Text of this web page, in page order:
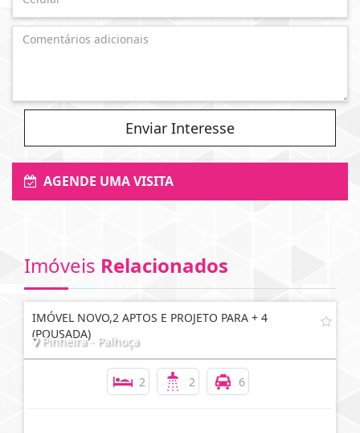
Enviar Interesse
AGENDE UMA VISITA
Imóveis Relacionados
IMÓVEL NOVO,2 APTOS E PROJETO PARA + 4
(POUSADA)
Pinheira - Palhoça
2 2 6